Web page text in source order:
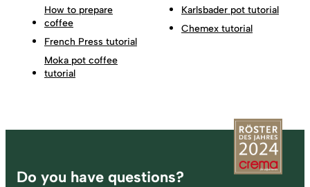
How to prepare
coffee
French Press tutorial
Moka pot coffee
tutorial
Karlsbader pot tutorial
Chemex tutorial
Footer
Do you have questions?